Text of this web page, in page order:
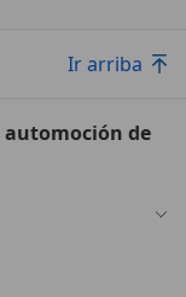
Ir arriba
automoción de